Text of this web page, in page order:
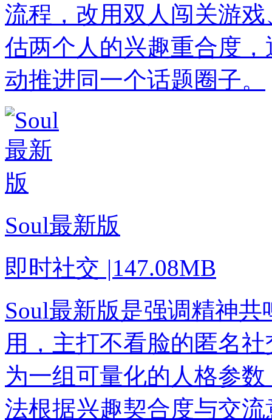
流程，改用双人闯关游
估两个人的兴趣重合度
动推进同一个话题圈子。
Soul最新版
即时社交 |147.08MB
Soul最新版是强调精神
用，主打不看脸的匿名
为一组可量化的人格参
法根据兴趣契合度与交